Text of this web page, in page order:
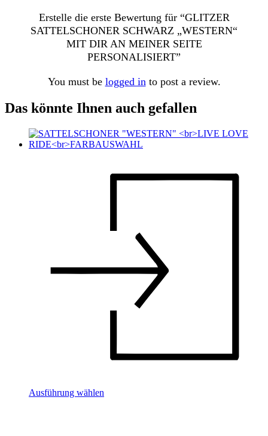
Erstelle die erste Bewertung für “GLITZER
SATTELSCHONER SCHWARZ „WESTERN“
MIT DIR AN MEINER SEITE
PERSONALISIERT”
You must be logged into post a review.
Das könnte Ihnen auch gefallen
Ausführung wählen